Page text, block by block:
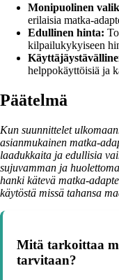
Monipuolinen
erilaisia matka-
Edullinen hinta:
kilpailukykyiseen
helppokäyttöisiä ja
Päätelmä
Kun suunnittelet
asianmukainen matka-
laadukkaita ja edullisia
sujuvamman ja
hanki kätevä matka-
käytöstä missä tahansa
Mitä tarkoittaa
tarvitaan?